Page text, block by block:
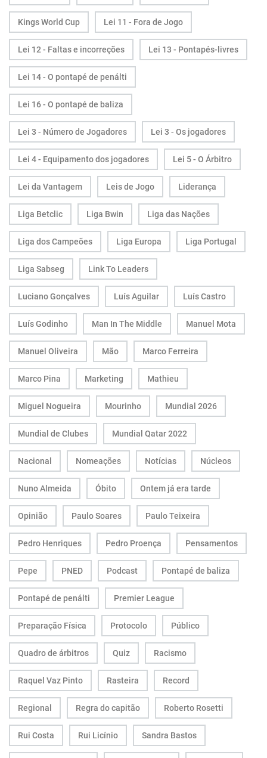
Kings World Cup Lei 11 - Fora de Jogo
Lei 12 - Faltas e incorreções Lei 13 - Pontapés-livres
Lei 14 - O pontapé de penálti
Lei 16 - O pontapé de baliza
Lei 3 - Número de Jogadores Lei 3 - Os jogadores
Lei 4 - Equipamento dos jogadores Lei 5 - O Árbitro
Lei da Vantagem Leis de Jogo Liderança
Liga Betclic Liga Bwin Liga das Nações
Liga dos Campeões Liga Europa Liga Portugal
Liga Sabseg Link To Leaders
Luciano Gonçalves Luís Aguilar Luís Castro
Luís Godinho Man In The Middle Manuel Mota
Manuel Oliveira Mão Marco Ferreira
Marco Pina Marketing Mathieu
Miguel Nogueira Mourinho Mundial 2026
Mundial de Clubes Mundial Qatar 2022
Nacional Nomeações Notícias Núcleos
Nuno Almeida Óbito Ontem já era tarde
Opinião Paulo Soares Paulo Teixeira
Pedro Henriques Pedro Proença Pensamentos
Pepe PNED Podcast Pontapé de baliza
Pontapé de penálti Premier League
Preparação Física Protocolo Público
Quadro de árbitros Quiz Racismo
Raquel Vaz Pinto Rasteira Record
Regional Regra do capitão Roberto Rosetti
Rui Costa Rui Licínio Sandra Bastos